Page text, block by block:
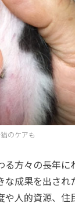
のケアも
方々の長年に
な成果を出され
や人的資源、住